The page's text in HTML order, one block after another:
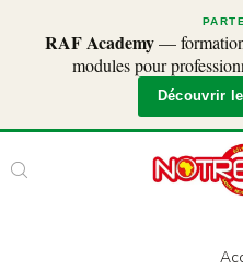
RAF Academy—
modules pour
Découvrir